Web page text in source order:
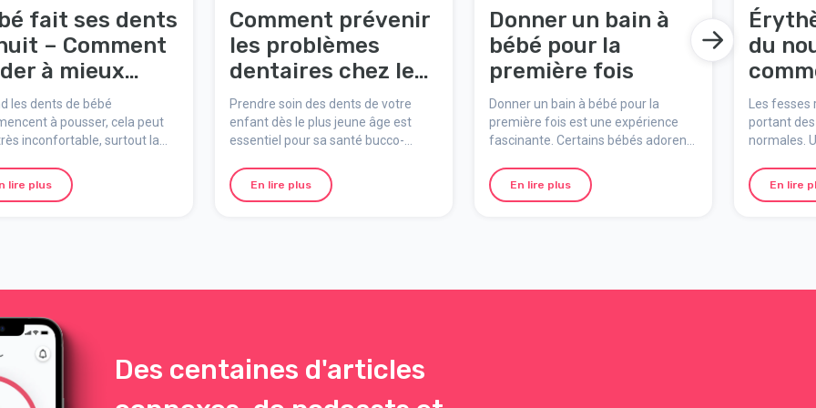
fait ses dents
– Comment
à mieux
les dents de bébé
à pousser, cela peut
inconfortable, surtout la
Voici quelques conseils
l’inconfort et aider
lire plus
Comment prévenir
les problèmes
dentaires chez les
enfants – Conseils
essentiels pour les
parents
Prendre soin des dents de votre
enfant dès le plus jeune âge est
essentiel pour sa santé bucco-
premières dents, qui apparaissent
généralement entre 6 et 12 mois,
les jeunes enfants.
En lire plus
Donner un bain à
bébé pour la
première fois
Donner un bain à bébé pour la
première fois est une expérience
fascinante. Certains bébés adorent
n'apprécient pas s'y trouver.
En lire plus
du
Les fesses
portant
normales.
dans la
évoluer en
peau
En lire
Des centaines d'articles